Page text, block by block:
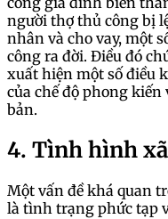
người thợ thủ công bị
nhân và cho vay, một
công ra đời. Điều đó
xuất hiện một số điều
của chế độ phong
bản.
4. Tình hình
Một vấn đề khá quan
là tình trạng phức tạp